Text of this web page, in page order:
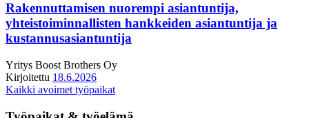
Rakennuttamisen nuorempi asiantuntija,
yhteistoiminnallisten hankkeiden asiantuntija ja
kustannusasiantuntija
Yritys Boost Brothers Oy
Kirjoitettu 18.6.2026
Kaikki avoimet työpaikat